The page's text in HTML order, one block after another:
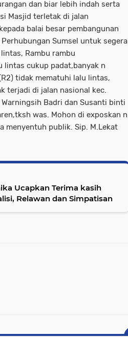
dan biar lebih indah serta
Masjid terletak di jalan
balai besar pembangunan
Sumsel untuk segera
Rambu rambu
lintas cukup padat,banyak n
tidak mematuhi lalu lintas,
terjadi di jalan nasional kec.
Badri dan Susanti binti
was. Mohon di exposkan n
menyentuh publik. Sip. M.Lekat
Ucapkan Terima kasih
Relawan dan Simpatisan